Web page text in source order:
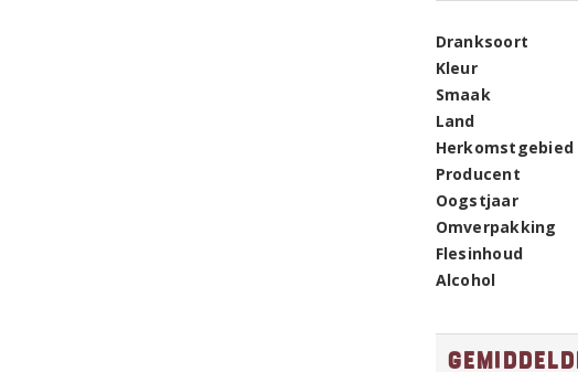
Dranksoort
Kleur
Smaak
Land
Herkomstgebied
Producent
Oogstjaar
Omverpakking
Flesinhoud
Alcohol